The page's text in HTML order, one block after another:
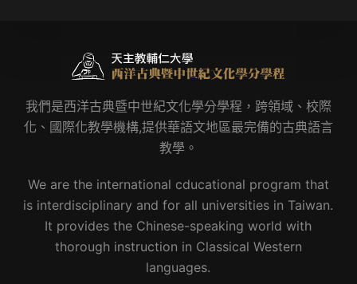
我們是西洋古典暨中世紀文化學分學程，跨領域、校際
化、國際化教學機構,提供華語文地區最完備的古典語言
教學。
We are the international cducational program that
is interdisciplinary and for all universities in Taiwan.
It provides the Chinese-speaking world with
thorough instruction in Classical Western
languages.